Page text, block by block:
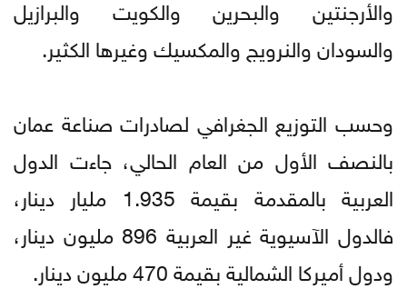
والأرجنتين والبحرين والكويت والبرازيل
والسودان والنرويج والمكسيك وغيرها الكثير.
وحسب التوزيع الجغرافي لصادرات صناعة عمان
بالنصف الأول من العام الحالي، جاءت الدول
العربية بالمقدمة بقيمة 1.935 مليار دينار،
فالدول الآسيوية غير العربية 896 مليون دينار،
ودول أميركا الشمالية بقيمة 470 مليون دينار.